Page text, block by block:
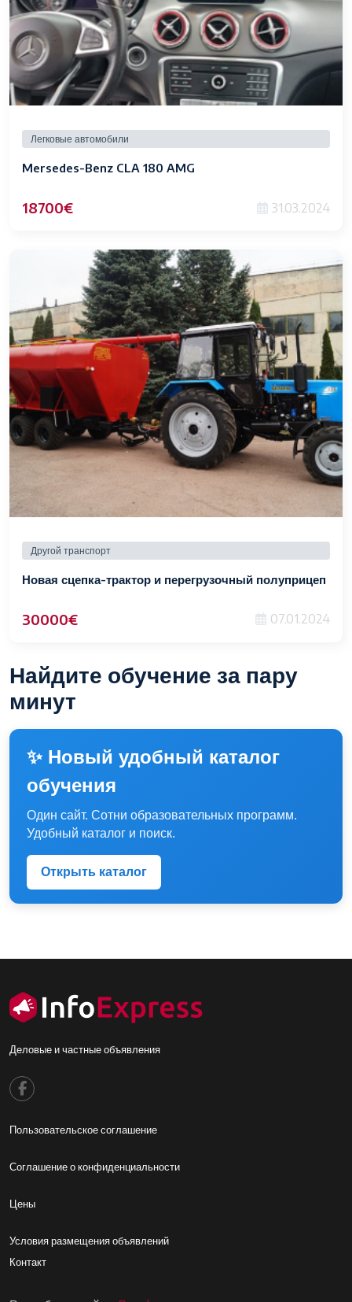
Легковые автомобили
Mersedes-Benz CLA 180 AMG
18700€ 31.03.2024
Другой транспорт
Новая сцепка-трактор и перегрузочный полуприцеп
30000€ 07.01.2024
Найдите обучение за пару
минут
✨ Новый удобный каталог
обучения
Один сайт. Сотни образовательных программ.
Удобный каталог и поиск.
Открыть каталог
Деловые и частные объявления
Footer menu
Пользовательское соглашение
Footer2
Соглашение о конфиденциальности
Footer3
Цены
Footer4
Условия размещения объявлений
Контакт